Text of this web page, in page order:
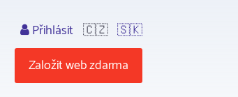
Přihlásit 🇨🇿 🇸🇰
Založit web zdarma